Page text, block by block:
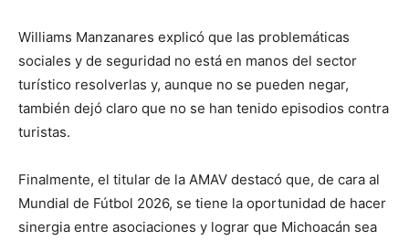
Williams Manzanares explicó que las problemáticas
sociales y de seguridad no está en manos del sector
turístico resolverlas y, aunque no se pueden negar,
también dejó claro que no se han tenido episodios contra
turistas.
Finalmente, el titular de la AMAV destacó que, de cara al
Mundial de Fútbol 2026, se tiene la oportunidad de hacer
sinergia entre asociaciones y lograr que Michoacán sea